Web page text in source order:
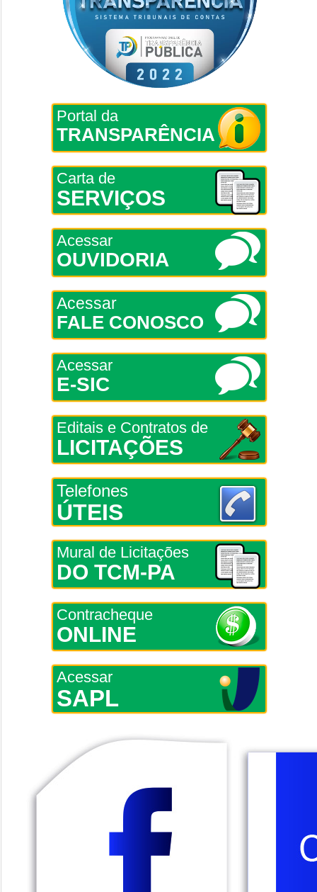
Portal da
TRANSPARÊNCIA
Carta de
SERVIÇOS
Acessar
OUVIDORIA
Acessar
FALE CONOSCO
Acessar
E-SIC
Editais e Contratos de
LICITAÇÕES
Telefones
ÚTEIS
Mural de Licitações
DO TCM-PA
Contracheque
ONLINE
Acessar
SAPL